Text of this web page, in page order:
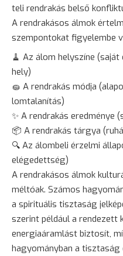
teli rendrakás belső
A rendrakásos álmok
szempontokat figyelembe
🧹 Az álom helyszíne
hely)
🧽 A rendrakás módja
lomtalanítás)
✨ A rendrakás eredménye
📦 A rendrakás tárgya
🔍 Az álombeli érzelmi
elégedettség)
A rendrakásos álmok
méltóak. Számos
a spirituális tisztaság
szerint például a rendezett
energiaáramlást biztosít,
hagyományban a